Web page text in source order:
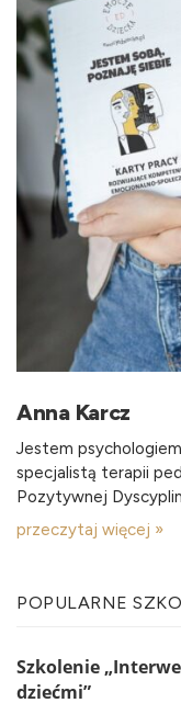
Anna Karcz
Jestem
specjalistą terapii
Pozytywnej
przeczytaj więcej »
POPULARNE
Szkolenie
dziećmi”